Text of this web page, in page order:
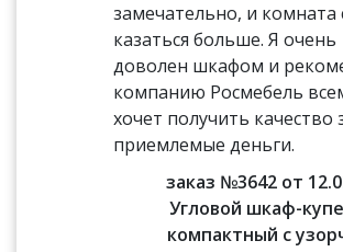
замечательно, и комната
казаться больше. Я очень
доволен шкафом и
компанию Росмебель
хочет получить качество
приемлемые деньги.
заказ №3642 от
Угловой шкаф-
компактный с